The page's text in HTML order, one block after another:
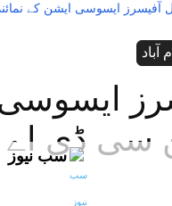
آل آفیسرز ایسوسی ایشن کے
آباد
سی ڈیسب نیوز